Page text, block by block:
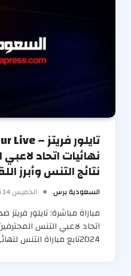
نهائيات اتحاد
نتائج التنس وأبرز
السعودية برس الخميس 14 نوفمبر 1:35 م
مباراة مباشرة: تايلور
2024تابع مباراة التنس لنهائيات…